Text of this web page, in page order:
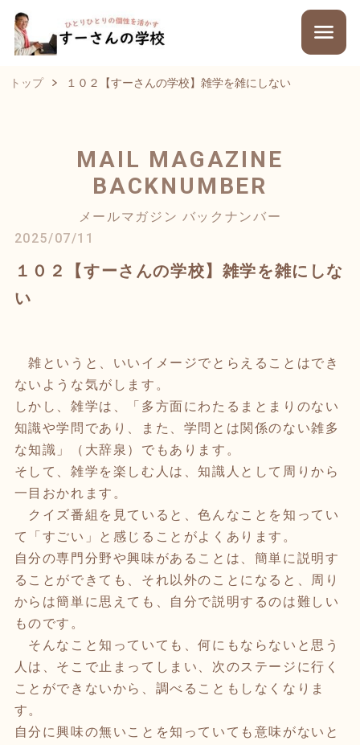
トップ １０２【すーさんの学校】雑学を雑にしない
MAIL MAGAZINE
BACKNUMBER
メールマガジン バックナンバー
2025/07/11
１０２【すーさんの学校】雑学を雑にしな
い
雑というと、いいイメージでとらえることはでき
ないような気がします。
しかし、雑学は、「多方面にわたるまとまりのない
知識や学問であり、また、学問とは関係のない雑多
な知識」（大辞泉）でもあります。
そして、雑学を楽しむ人は、知識人として周りから
一目おかれます。
クイズ番組を見ていると、色んなことを知ってい
て「すごい」と感じることがよくあります。
自分の専門分野や興味があることは、簡単に説明す
ることができても、それ以外のことになると、周り
からは簡単に思えても、自分で説明するのは難しい
ものです。
そんなこと知っていても、何にもならないと思う
人は、そこで止まってしまい、次のステージに行く
ことができないから、調べることもしなくなりま
す。
自分に興味の無いことを知っていても意味がないと